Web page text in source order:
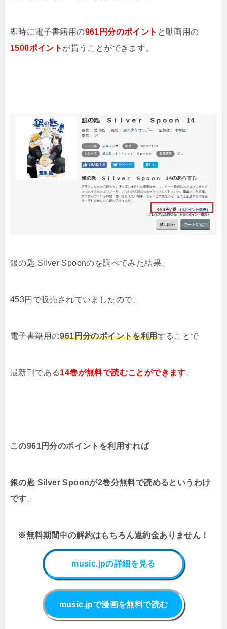
即時に電子書籍用の961円分のポイント と動画用の
1500ポイント が貰うことができます。
銀の匙 Silver Spoonのを調べてみた結果
453円で販売されていましたので、
電子書籍用の961円分のポイントを利用することで
最新刊である14巻が無料で読むことができます。
この961円分のポイントを利用すれば
銀の匙 Silver Spoonが2巻分無料で読めるというわけ
です。
※無料期間中の解約はもちろん違約金ありません！
music.jpの詳細を見る
music.jpで漫画を無料で読む